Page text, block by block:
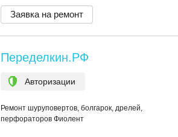
Заявка на ремонт
Переделкин.РФ
Авторизации
Ремонт шуруповертов, болгарок, дрелей,
перфораторов Фиолент